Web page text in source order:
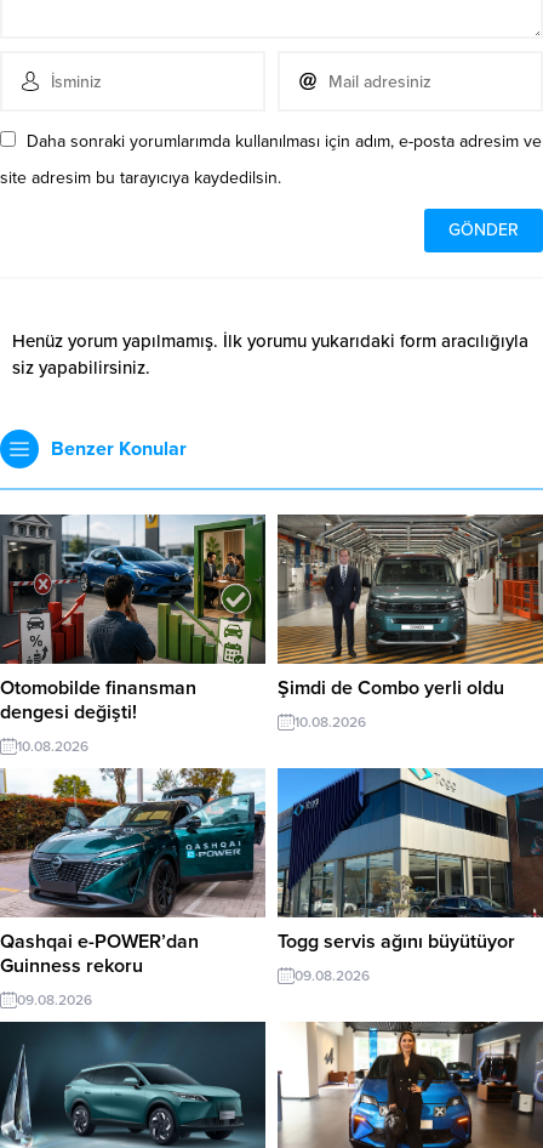
Daha sonraki yorumlarımda kullanılması için adım, e-posta adresim ve
site adresim bu tarayıcıya kaydedilsin.
Henüz yorum yapılmamış. İlk yorumu yukarıdaki form aracılığıyla
siz yapabilirsiniz.
Benzer Konular
Otomobilde finansman
dengesi değişti!
10.08.2026
Şimdi de Combo yerli oldu
10.08.2026
Qashqai e-POWER’dan
Guinness rekoru
09.08.2026
Togg servis ağını büyütüyor
09.08.2026